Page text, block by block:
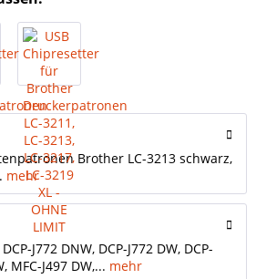
Brother LC-3213 schwarz,
mehr
J772 DNW, DCP-J772 DW, DCP-
MFC-J497 DW,... mehr